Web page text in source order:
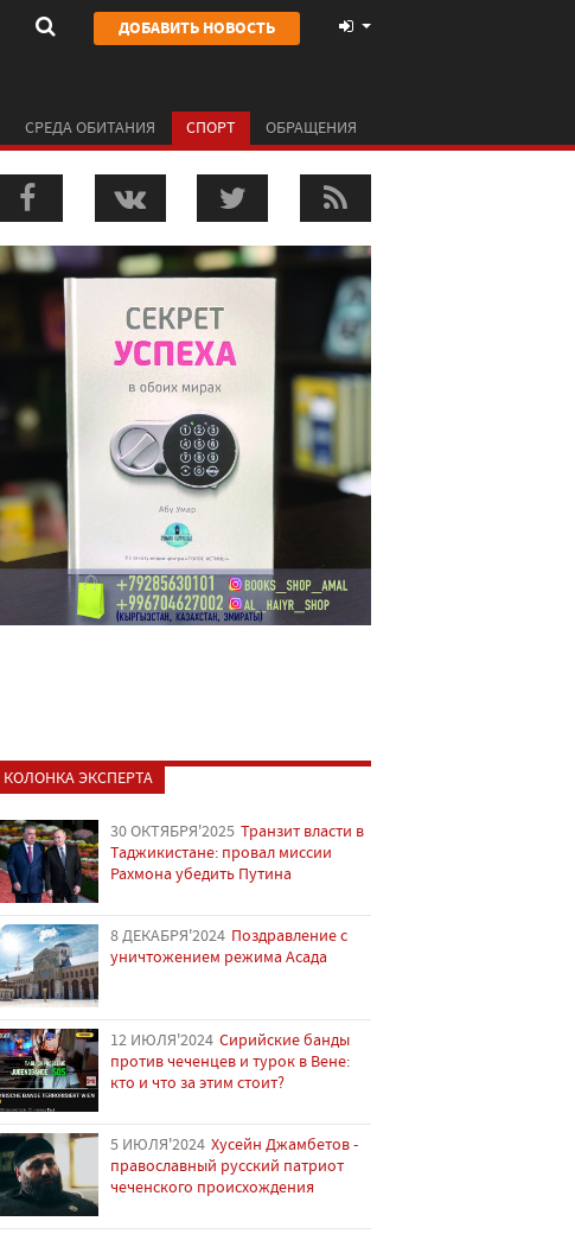
ДОБАВИТЬ НОВОСТЬ
СРЕДА ОБИТАНИЯ СПОРТ ОБРАЩЕНИЯ
КОЛОНКА ЭКСПЕРТА
30 ОКТЯБРЯ'2025 Транзит власти в
Таджикистане: провал миссии
Рахмона убедить Путина
8 ДЕКАБРЯ'2024 Поздравление с
уничтожением режима Асада
12 ИЮЛЯ'2024 Сирийские банды
против чеченцев и турок в Вене:
кто и что за этим стоит?
5 ИЮЛЯ'2024 Хусейн Джамбетов -
православный русский патриот
чеченского происхождения